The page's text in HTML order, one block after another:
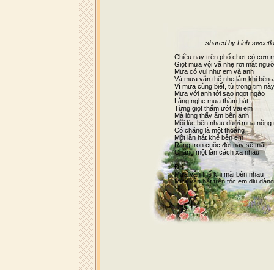
shared by Linh-
Chiều nay trên phố chợt có cơn
Giọt mưa vội vã nhẹ rơi mắt
Mưa có vui như em và anh
Và mưa vẫn thế nhẹ lắm khi bên
Vì mưa cũng biết, từ trong tim này
Mưa với anh tới sao ngọt ngào
Lắng nghe mưa thầm hát
Từng giọt thấm ướt vai em
Mà lòng thấy ấm bên anh
Mỗi lúc bên nhau dưới mưa nồng
Có chăng là một thoáng
Một lần hát khẽ bên em
Rằng trọn cuộc đời này sẽ mãi
Chẳng một lần cách xa nhau
ĐK:
Mưa vẫn thế khi mãi bên nhau
Mưa vẫn hát trên tóc em dịu dàng
Mưa khóc lạnh lùng
Khi buồn và nhớ thương anh rất
Mưa có biết đợi chờ nhớ mong
Mưa có thấy vòng tay đón em
Mưa có trên làn môi em run có